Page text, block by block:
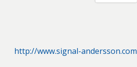
http://www.signal-andersson.com